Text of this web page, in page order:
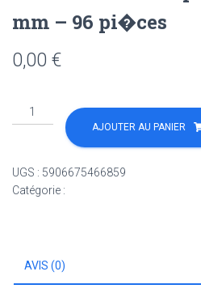
mm – 96 pi�ces
0,00 €
quantité
de
multipurpose
plug
96
AJOUTER AU PANIER
UGS : 5906675466859
Catégorie :
AVIS (0)